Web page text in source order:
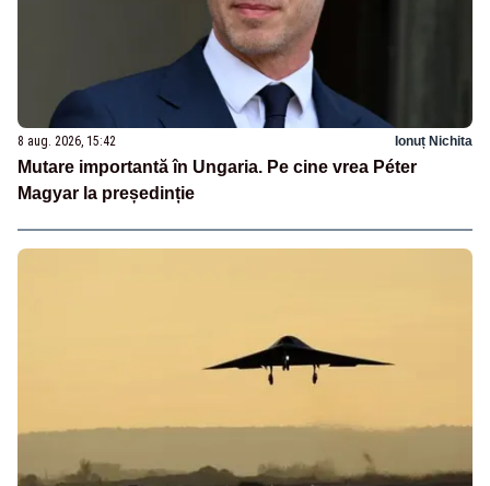
8 aug. 2026, 15:42 Ionuț Nichita
Mutare importantă în Ungaria. Pe cine vrea Péter
Magyar la președinție